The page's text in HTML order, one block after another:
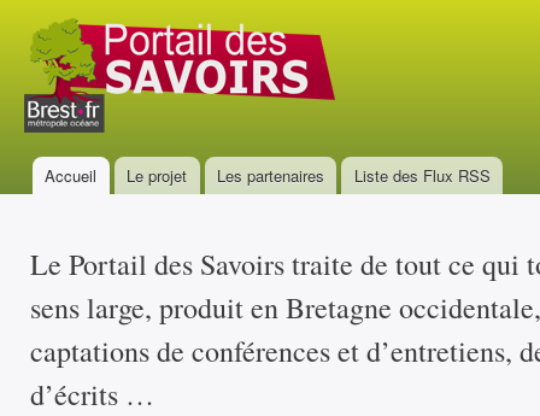
Portail
des
savoirs
Menu principal
Accueil Le projet Les partenaires Liste des Flux RSS
Le Portail des Savoirs traite de tout ce qui
sens large, produit en Bretagne
captations de conférences et d’entretiens,
d’écrits …